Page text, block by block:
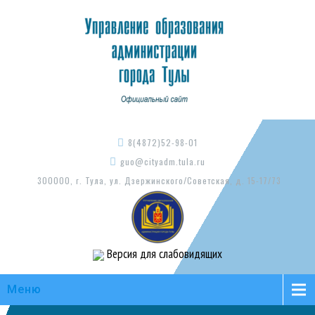
8(4872)52-98-01
guo@cityadm.tula.ru
300000, г. Тула, ул. Дзержинского/Советская, д. 15-17/73
Версия для слабовидящих
Меню